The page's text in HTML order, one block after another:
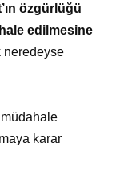
özgürlüğü
edilmesine
neredeyse
karar